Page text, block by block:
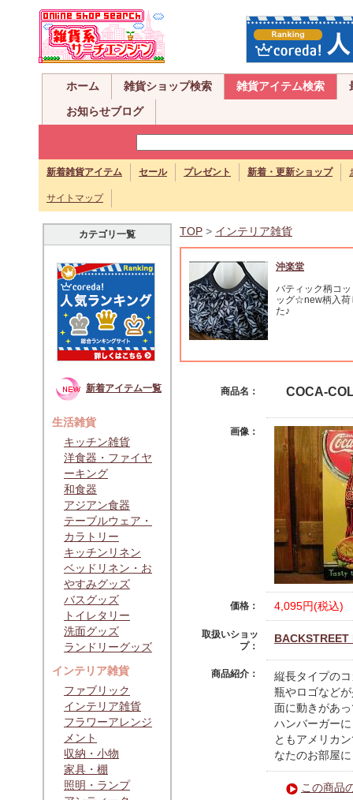
ホーム 雑貨ショップ検索 雑貨アイテム検索
お知らせブログ
新着雑貨アイテム セール プレゼント 新着・更新ショップ
サイトマップ
カテゴリ一覧
新着アイテム一覧
生活雑貨
キッチン雑貨
洋食器・ファイヤ
ーキング
和食器
アジアン食器
テーブルウェア・
カラトリー
キッチンリネン
ベッドリネン・お
やすみグッズ
バスグッズ
トイレタリー
洗面グッズ
ランドリーグッズ
インテリア雑貨
ファブリック
インテリア雑貨
フラワーアレンジ
メント
収納・小物
家具・棚
照明・ランプ
TOP > インテリア雑貨
沖楽堂
バティック柄コ
ッグ☆new柄入荷
た♪
商品名： COCA-
画像：
価格： 4,095円(税込)
取扱いショッ
プ：
BACKSTREET
商品紹介：
縦長タイプの
瓶やロゴなど
面に動きがあ
ハンバーガー
ともアメリカ
なたのお部屋
この商品